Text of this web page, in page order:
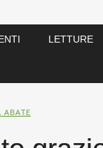
LETTURE
ABATE